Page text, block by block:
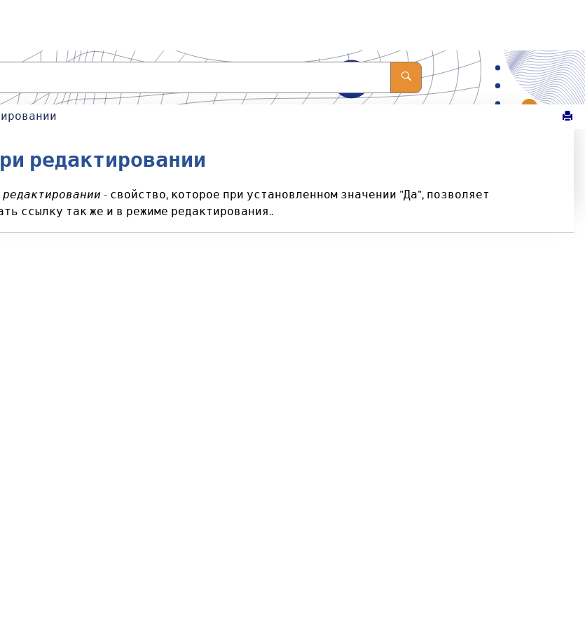
редактировании
редактировании - свойство, которое при установленном значении "Да", позволяет
ссылку так же и в режиме редактирования..